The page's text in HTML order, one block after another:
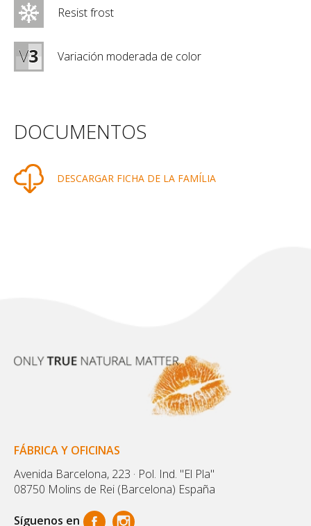
Resist frost
Variación moderada de color
DOCUMENTOS
DESCARGAR FICHA DE LA FAMÍLIA
FÁBRICA Y OFICINAS
Avenida Barcelona, 223 · Pol. Ind. "El Pla"
08750 Molins de Rei (Barcelona) España
Síguenos en